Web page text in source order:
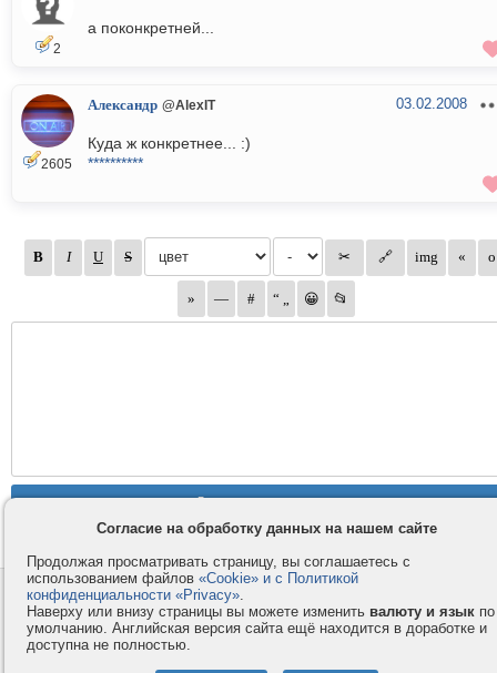
2
а поконкретней...
2605
Александр @AlexIT 03.02.2008
Куда ж конкретнее... :)
**********
Контакты
Компания
Правила и условия
Услуги
Согласие на обработку данных на нашем сайте
Продолжая просматривать страницу, вы соглашаетесь с
использованием файлов «Cookie» и с Политикой
конфиденциальности «Privacy».
Наверху или внизу страницы вы можете изменить валюту и язык по
умолчанию. Английская версия сайта ещё находится в доработке и
доступна не полностью.